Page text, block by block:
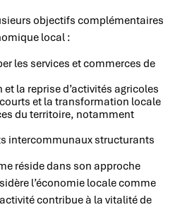
objectifs complémentaires
local :
les services et commerces de
la reprise d’activités agricoles
et la transformation locale
du territoire, notamment
intercommunaux structurants
réside dans son approche
l’économie locale comme
contribue à la vitalité de